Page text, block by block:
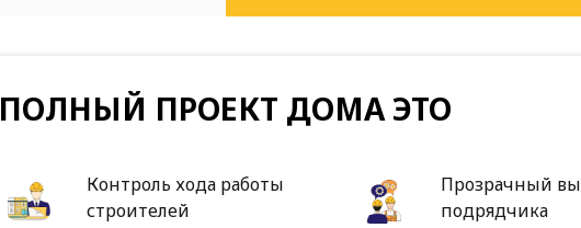
ПОЛНЫЙ ПРОЕКТ ДОМА ЭТО
Контроль хода работы
строителей
Прозрачный
подрядчика